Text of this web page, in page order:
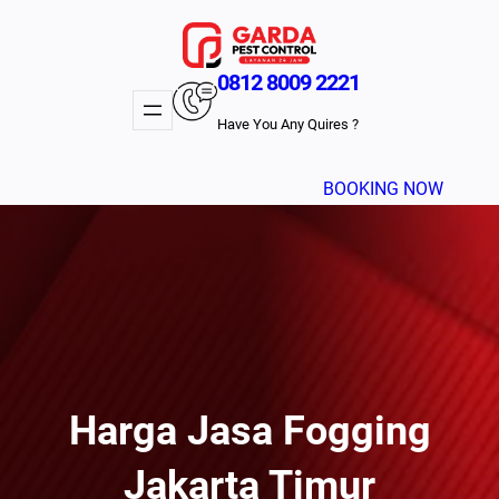
0812 8009 2221
Have You Any Quires ?
BOOKING NOW
Harga Jasa Fogging
Jakarta Timur